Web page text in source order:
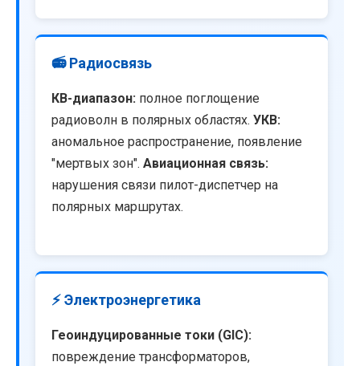
📻 Радиосвязь
КВ-диапазон: полное поглощение
радиоволн в полярных областях. УКВ:
аномальное распространение, появление
"мертвых зон". Авиационная связь:
нарушения связи пилот-диспетчер на
полярных маршрутах.
⚡ Электроэнергетика
Геоиндуцированные токи (GIC):
повреждение трансформаторов,